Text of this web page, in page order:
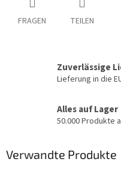
FRAGEN TEILEN
Zuverlässige
Lieferung in die
Alles auf Lager
50.000 Produkte
Verwandte Produkte